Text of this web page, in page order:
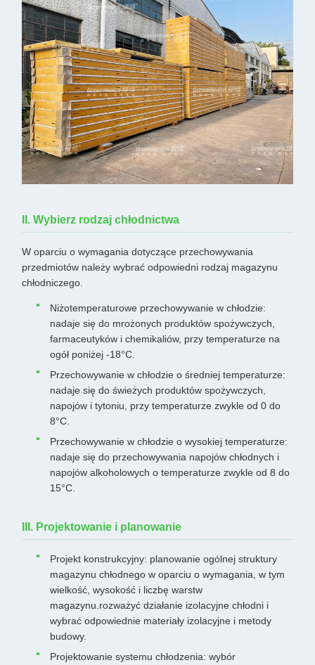
II. Wybierz rodzaj chłodnictwa
W oparciu o wymagania dotyczące przechowywania
przedmiotów należy wybrać odpowiedni rodzaj magazynu
chłodniczego.
Niżotemperaturowe przechowywanie w chłodzie:
nadaje się do mrożonych produktów spożywczych,
farmaceutyków i chemikaliów, przy temperaturze na
ogół poniżej -18°C.
Przechowywanie w chłodzie o średniej temperaturze:
nadaje się do świeżych produktów spożywczych,
napojów i tytoniu, przy temperaturze zwykle od 0 do
8°C.
Przechowywanie w chłodzie o wysokiej temperaturze:
nadaje się do przechowywania napojów chłodnych i
napojów alkoholowych o temperaturze zwykle od 8 do
15°C.
III. Projektowanie i planowanie
Projekt konstrukcyjny: planowanie ogólnej struktury
magazynu chłodnego w oparciu o wymagania, w tym
wielkość, wysokość i liczbę warstw
magazynu.rozważyć działanie izolacyjne chłodni i
wybrać odpowiednie materiały izolacyjne i metody
budowy.
Projektowanie systemu chłodzenia: wybór